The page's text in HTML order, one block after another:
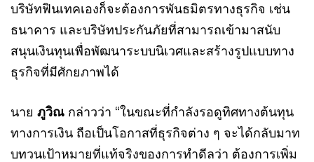
บริษัทฟินเทคเองก็จะต้องการพันธมิตรทางธุรกิจ เช่น
ธนาคาร และบริษัทประกันภัยที่สามารถเข้ามาสนับ
สนุนเงินทุนเพื่อพัฒนาระบบนิเวศและสร้างรูปแบบทาง
ธุรกิจที่มีศักยภาพได้
นาย ภูวิณ กล่าวว่า “ในขณะที่กำลังรอดูทิศทางต้นทุน
ทางการเงิน ถือเป็นโอกาสที่ธุรกิจต่าง ๆ จะได้กลับมาท
บทวนเป้าหมายที่แท้จริงของการทำดีลว่า ต้องการเพิ่ม